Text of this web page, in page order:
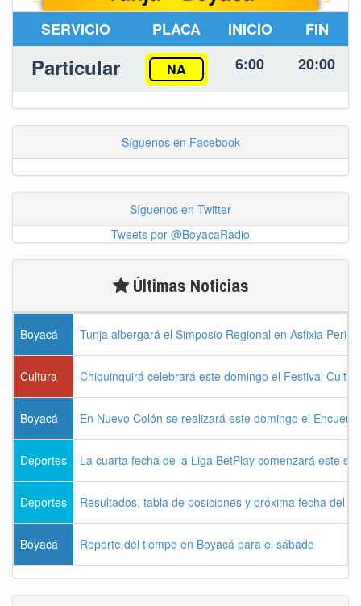
SERVICIO PLACA INICIO FIN
Particular NA 6:00 20:00
Síguenos en Facebook
Síguenos en Twitter
Tweets por @BoyacaRadio
Últimas Noticias
Boyacá Tunja albergará el Simposio Regional en Asfixia
Cultura Chiquinquirá celebrará este domingo el Festival
Boyacá En Nuevo Colón se realizará este domingo el
Deportes La cuarta fecha de la Liga BetPlay comenzará este
Deportes Resultados, tabla de posiciones y próxima fecha del
Boyacá Reporte del tiempo en Boyacá para el sábado